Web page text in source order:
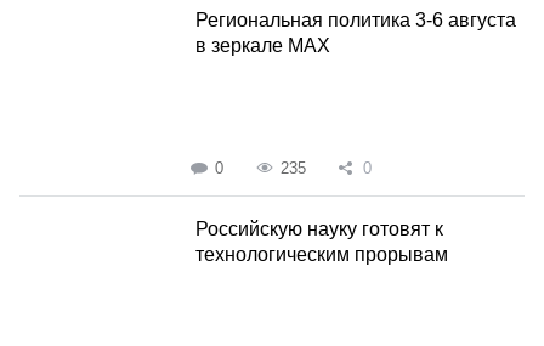
Региональная политика 3-6 августа
в зеркале MAX
0 235 0
Российскую науку готовят к
технологическим прорывам